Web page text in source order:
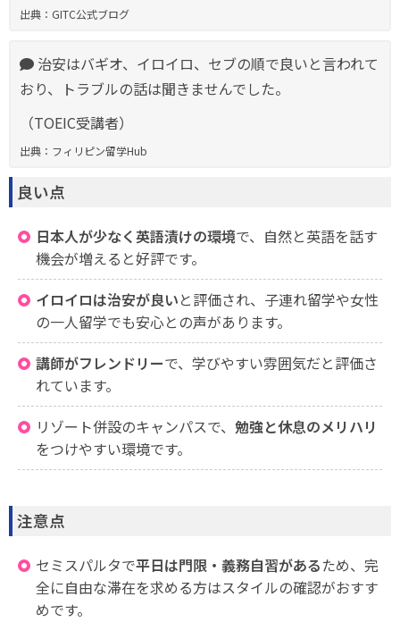
出典：GITC公式ブログ
治安はバギオ、イロイロ、セブの順で良いと言われて
おり、トラブルの話は聞きませんでした。
（TOEIC受講者）
出典：フィリピン留学Hub
良い点
日本人が少なく英語漬けの環境で、自然と英語を話す
機会が増えると好評です。
イロイロは治安が良いと評価され、子連れ留学や女性
の一人留学でも安心との声があります。
講師がフレンドリーで、学びやすい雰囲気だと評価さ
れています。
リゾート併設のキャンパスで、 勉強と休息のメリハリ
をつけやすい環境です。
注意点
セミスパルタで平日は門限・義務自習があるため、完
全に自由な滞在を求める方はスタイルの確認がおすす
めです。